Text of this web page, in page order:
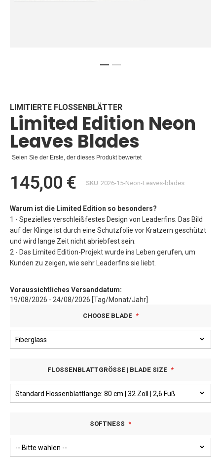
Bildgalerie
springen
LIMITIERTE FLOSSENBLÄTTER
Limited Edition Neon
Leaves Blades
Seien Sie der Erste, der dieses Produkt bewertet
145,00 € SKU 2026-15-Neon-Leaves-blades
Warum ist die Limited Edition so besonders?
1 - Spezielles verschleißfestes Design von Leaderfins. Das Bild
auf der Klinge ist durch eine Schutzfolie vor Kratzern geschützt
und wird lange Zeit nicht abriebfest sein.
2 - Das Limited Edition-Projekt wurde ins Leben gerufen, um
Kunden zu zeigen, wie sehr Leaderfins sie liebt.
Voraussichtliches Versanddatum:
19/08/2026 - 24/08/2026 [Tag/Monat/Jahr]
CHOOSE BLADE
FLOSSENBLATTGRÖSSE | BLADE SIZE
SOFTNESS